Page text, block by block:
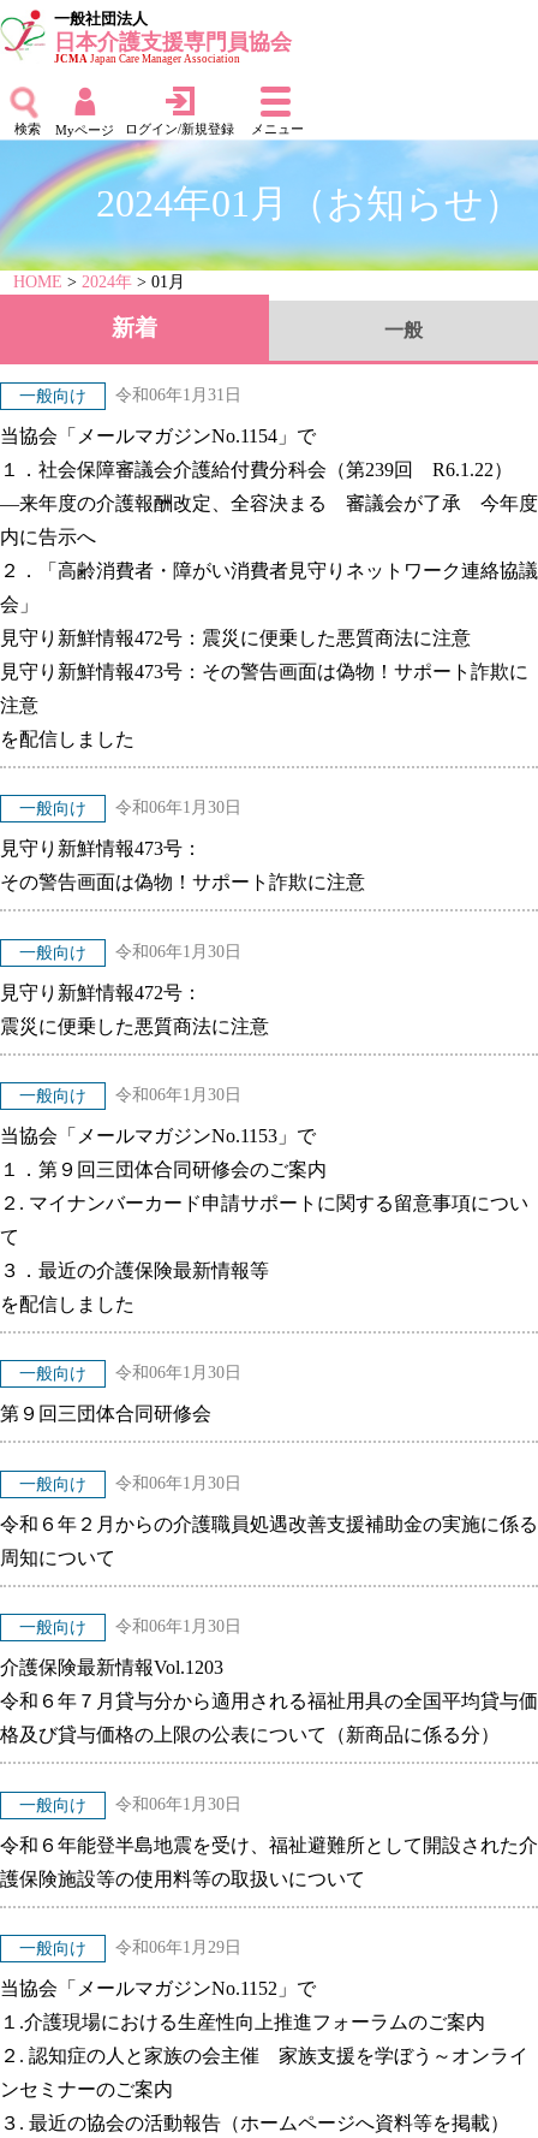
一般社団法人
日本介護支援専門員協会
JCMAJapan Care Manager Association
検索 Myページ ログイン/新規登録 メニュー
2024年01月（お知らせ）
HOME >2024年 > 01月
新着 一般
一般向け 令和06年1月31日
当協会「メールマガジンNo.1154」で
１．社会保障審議会介護給付費分科会（第239回 R6.1.22）
―来年度の介護報酬改定、全容決まる 審議会が了承 今年度
内に告示へ
２．「高齢消費者・障がい消費者見守りネットワーク連絡協議
会」
見守り新鮮情報472号：震災に便乗した悪質商法に注意
見守り新鮮情報473号：その警告画面は偽物！サポート詐欺に
注意
を配信しました
一般向け 令和06年1月30日
見守り新鮮情報473号：
その警告画面は偽物！サポート詐欺に注意
一般向け 令和06年1月30日
見守り新鮮情報472号：
震災に便乗した悪質商法に注意
一般向け 令和06年1月30日
当協会「メールマガジンNo.1153」で
１．第９回三団体合同研修会のご案内
２. マイナンバーカード申請サポートに関する留意事項につい
て
３．最近の介護保険最新情報等
を配信しました
一般向け 令和06年1月30日
第９回三団体合同研修会
一般向け 令和06年1月30日
令和６年２月からの介護職員処遇改善支援補助金の実施に係る
周知について
一般向け 令和06年1月30日
介護保険最新情報Vol.1203
令和６年７月貸与分から適用される福祉用具の全国平均貸与価
格及び貸与価格の上限の公表について（新商品に係る分）
一般向け 令和06年1月30日
令和６年能登半島地震を受け、福祉避難所として開設された介
護保険施設等の使用料等の取扱いについて
一般向け 令和06年1月29日
当協会「メールマガジンNo.1152」で
１.介護現場における生産性向上推進フォーラムのご案内
２. 認知症の人と家族の会主催 家族支援を学ぼう～オンライ
ンセミナーのご案内
３. 最近の協会の活動報告（ホームページへ資料等を掲載）